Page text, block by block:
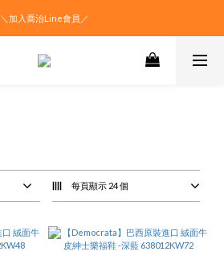
＼加入喬治Line會員／
每頁顯示 24 個